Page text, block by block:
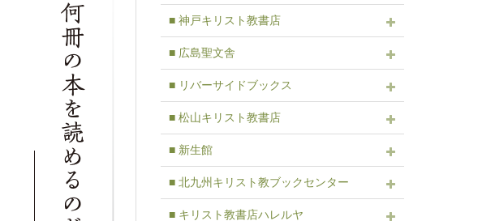
■ 神戸キリスト教書店
■ 広島聖文舎
■ リバーサイドブックス
■ 松山キリスト教書店
■ 新生館
■ 北九州キリスト教ブックセンター
■ キリスト教書店ハレルヤ